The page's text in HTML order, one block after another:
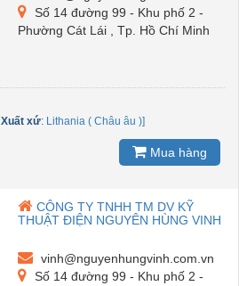
Số 14 đường 99 - Khu phố 2 -
Phường Cát Lái , Tp. Hồ Chí Minh
Xuất xứ: Lithania ( Châu âu )]
Mua hàng
CÔNG TY TNHH TM DV KỸ
THUẬT ĐIỆN NGUYÊN HÙNG VINH
vinh@nguyenhungvinh.com.vn
Số 14 đường 99 - Khu phố 2 -